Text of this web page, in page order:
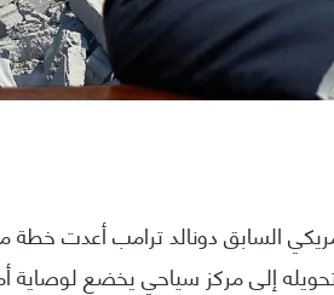
إلى مركز سياحي يخضع لوصاية